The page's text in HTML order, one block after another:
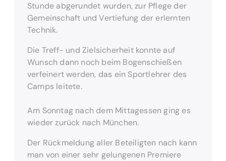
Stunde abgerundet wurden, zur Pflege der
Gemeinschaft und Vertiefung der erlernten
Technik.
Die Treff- und Zielsicherheit konnte auf
Wunsch dann noch beim Bogenschießen
verfeinert werden, das ein Sportlehrer des
Camps leitete.
Am Sonntag nach dem Mittagessen ging es
wieder zurück nach München.
Der Rückmeldung aller Beteiligten nach kann
man von einer sehr gelungenen Premiere